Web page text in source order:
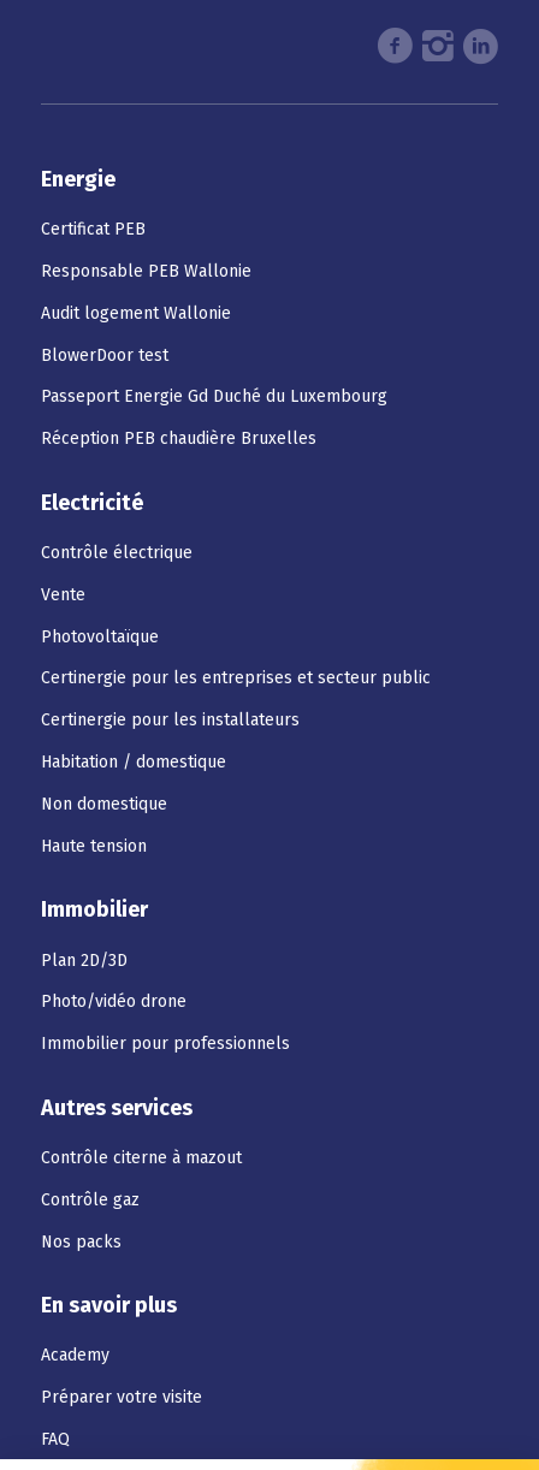
Energie
Certificat PEB
Responsable PEB Wallonie
Audit logement Wallonie
BlowerDoor test
Passeport Energie Gd Duché du Luxembourg
Réception PEB chaudière Bruxelles
Electricité
Contrôle électrique
Vente
Photovoltaïque
Certinergie pour les entreprises et secteur public
Certinergie pour les installateurs
Habitation / domestique
Non domestique
Haute tension
Immobilier
Plan 2D/3D
Photo/vidéo drone
Immobilier pour professionnels
Autres services
Contrôle citerne à mazout
Contrôle gaz
Nos packs
En savoir plus
Academy
Préparer votre visite
FAQ